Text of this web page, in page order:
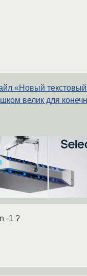
«Новый текстовый
велик для
-1 ?